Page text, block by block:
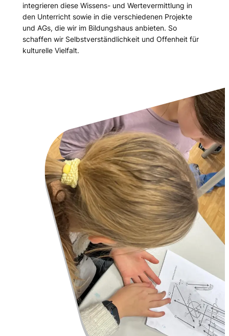
integrieren diese Wissens- und Wertevermittlung in
den Unterricht sowie in die verschiedenen Projekte
und AGs, die wir im Bildungshaus anbieten. So
schaffen wir Selbstverständlichkeit und Offenheit für
kulturelle Vielfalt.